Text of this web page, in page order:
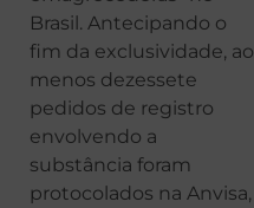
Brasil. Antecipando o
fim da exclusividade, ao
menos dezessete
pedidos de registro
envolvendo a
substância foram
protocolados na Anvisa,